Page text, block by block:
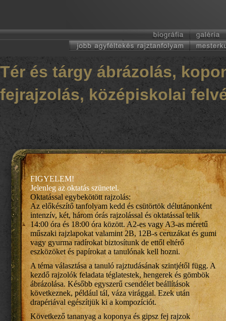
Tér és tárgy ábrázolás,
fejrajzolás, középiskolai
FIGYELEM!
Jelenleg az oktatás szünetel.
Oktatással egybekötött rajzolás:
Az előkészítő tanfolyam kedd és csütörtök délutánonként
intenzív, két, három órás rajzolással és oktatással telik
14:00 óra és 18:00 óra között. A2-es vagy A3-as méretű
műszaki rajzlapokat valamint 2B, 12B-s ceruzákat és gumi
vagy gyurma radírokat biztosítunk de ettől eltérő
eszközöket és papírokat a tanulónak kell hozni.
A téma választása a tanuló rajztudásának szintjétől függ. A
kezdő rajzolók feladata téglatestek, hengerek és gömbök
ábrázolása. Később egyszerű csendélet beállítások
következnek, például tál, váza virággal. Ezek után
drapériával egészítjük ki a kompozíciót.
Következő tananyag a koponya és gipsz fej rajzok